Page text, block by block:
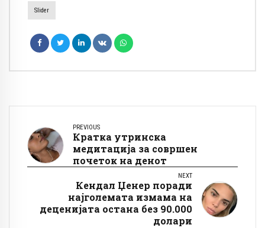
Slider
PREVIOUS
Краткa утринскa
медитација за совршен
почеток на денот
NEXT
Кендал Џенер поради
најголемата измама на
деценијата остана без 90.000
долари